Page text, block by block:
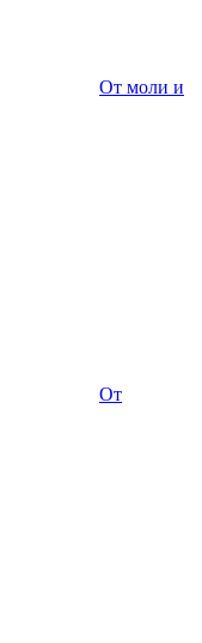
От моли и
От